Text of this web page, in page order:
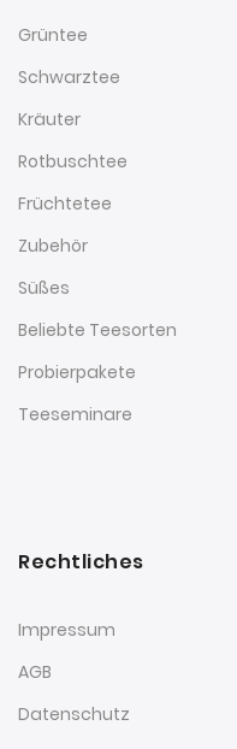
Grüntee
Schwarztee
Kräuter
Rotbuschtee
Früchtetee
Zubehör
Süßes
Beliebte Teesorten
Probierpakete
Teeseminare
Rechtliches
Impressum
AGB
Datenschutz